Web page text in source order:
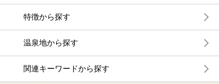
特徴から探す
温泉地から探す
関連キーワードから探す